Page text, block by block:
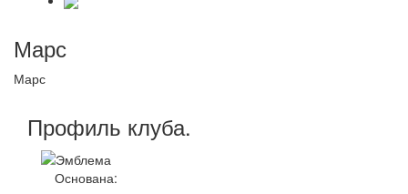
Марс
Марс
Профиль клуба.
Основана: